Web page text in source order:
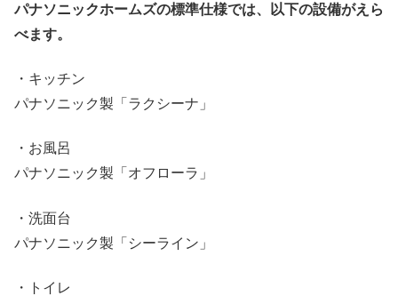
パナソニックホームズの標準仕様では、以下の設備がえら
べます。
・キッチン
パナソニック製「ラクシーナ」
・お風呂
パナソニック製「オフローラ」
・洗面台
パナソニック製「シーライン」
・トイレ